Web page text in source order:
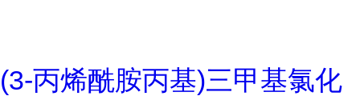
(3-丙烯酰胺丙基)三甲基氯化